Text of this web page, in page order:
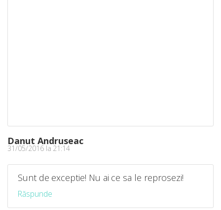
Danut Andruseac
31/05/2016 la 21:14
Sunt de exceptie! Nu ai ce sa le reprosezi!
Răspunde